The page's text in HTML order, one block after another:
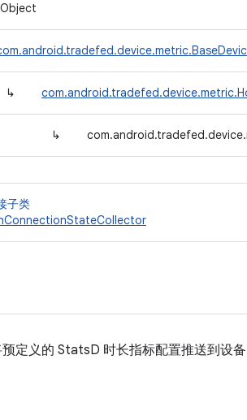
↳
↳
子类
定义的 StatsD 时长指标配置推送到设